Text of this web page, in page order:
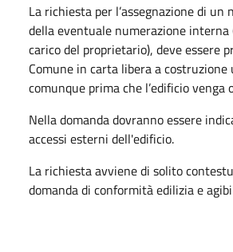
La richiesta per l’assegnazione di un
della eventuale numerazione
carico del proprietario), deve essere
Comune in carta libera a
comunque prima che l’edificio venga
Nella domanda dovranno essere
accessi esterni dell'edificio.
La richiesta avviene di solito
domanda di conformità edilizia e